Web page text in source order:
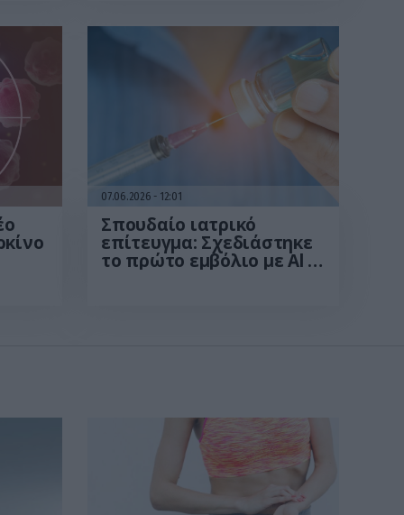
07.06.2026 12:01
Σπουδαίο ιατρικό
επίτευγμα: Σχεδιάστηκε
το πρώτο εμβόλιο με Αl –